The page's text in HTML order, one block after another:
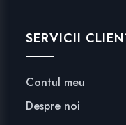
SERVICII
Contul meu
Despre noi